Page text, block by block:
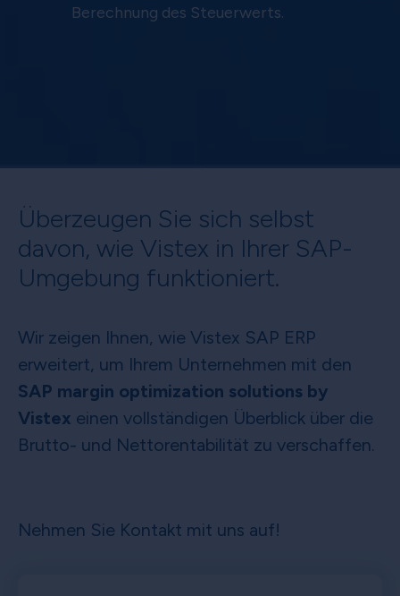
Berechnung des Steuerwerts.
Überzeugen Sie sich selbst
davon, wie Vistex in Ihrer SAP-
Umgebung funktioniert.
Wir zeigen Ihnen, wie Vistex SAP ERP
erweitert, um Ihrem Unternehmen mit den
SAP margin optimization solutions by
Vistex einen vollständigen Überblick über die
Brutto- und Nettorentabilität zu verschaffen.
Nehmen Sie Kontakt mit uns auf!